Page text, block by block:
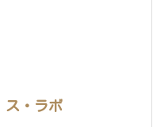
ス・ラボ